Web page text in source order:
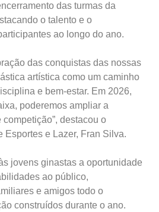
das turmas da
o talento e o
ao longo do ano.
das conquistas das nossas
artística como um caminho
e bem-estar. Em 2026,
poderemos ampliar a
destacou o
Esportes e Lazer, Fran Silva.
jovens ginastas a oportunidade
ao público,
e amigos todo o
construídos durante o ano.